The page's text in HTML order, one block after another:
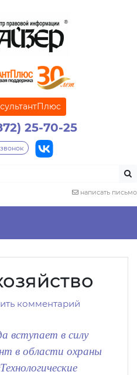
25-70-25
звонок
написать письмо
комментарий
вступает в силу
в области охраны